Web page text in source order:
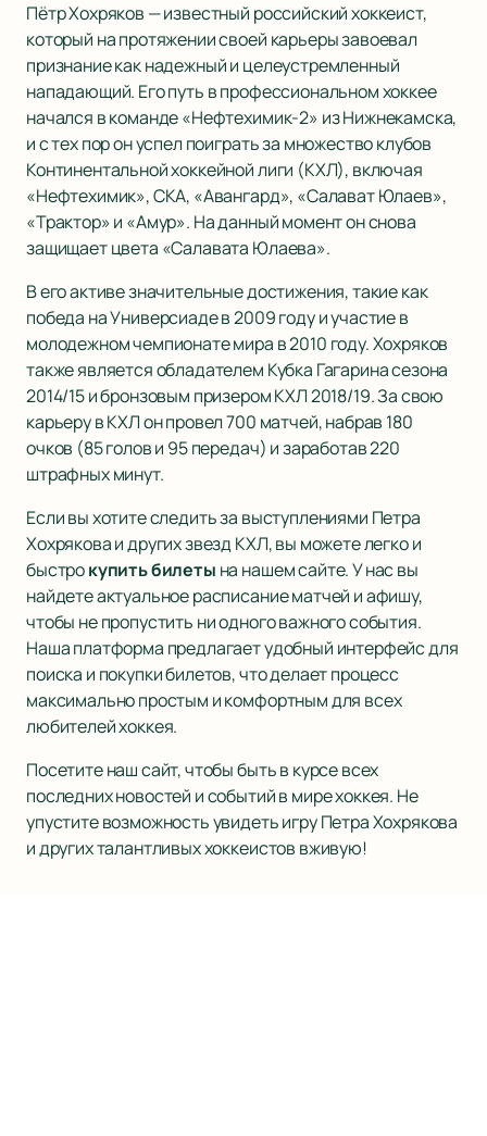
Пётр Хохряков — известный российский хоккеист,
который на протяжении своей карьеры завоевал
признание как надежный и целеустремленный
нападающий. Его путь в профессиональном хоккее
начался в команде «Нефтехимик-2» из Нижнекамска,
и с тех пор он успел поиграть за множество клубов
Континентальной хоккейной лиги (КХЛ), включая
«Нефтехимик», СКА, «Авангард», «Салават Юлаев»,
«Трактор» и «Амур». На данный момент он снова
защищает цвета «Салавата Юлаева».
В его активе значительные достижения, такие как
победа на Универсиаде в 2009 году и участие в
молодежном чемпионате мира в 2010 году. Хохряков
также является обладателем Кубка Гагарина сезона
2014/15 и бронзовым призером КХЛ 2018/19. За свою
карьеру в КХЛ он провел 700 матчей, набрав 180
очков (85 голов и 95 передач) и заработав 220
штрафных минут.
Если вы хотите следить за выступлениями Петра
Хохрякова и других звезд КХЛ, вы можете легко и
быстрокупить билеты на нашем сайте. У нас вы
найдете актуальное расписание матчей и афишу,
чтобы не пропустить ни одного важного события.
Наша платформа предлагает удобный интерфейс для
поиска и покупки билетов, что делает процесс
максимально простым и комфортным для всех
любителей хоккея.
Посетите наш сайт, чтобы быть в курсе всех
последних новостей и событий в мире хоккея. Не
упустите возможность увидеть игру Петра Хохрякова
и других талантливых хоккеистов вживую!